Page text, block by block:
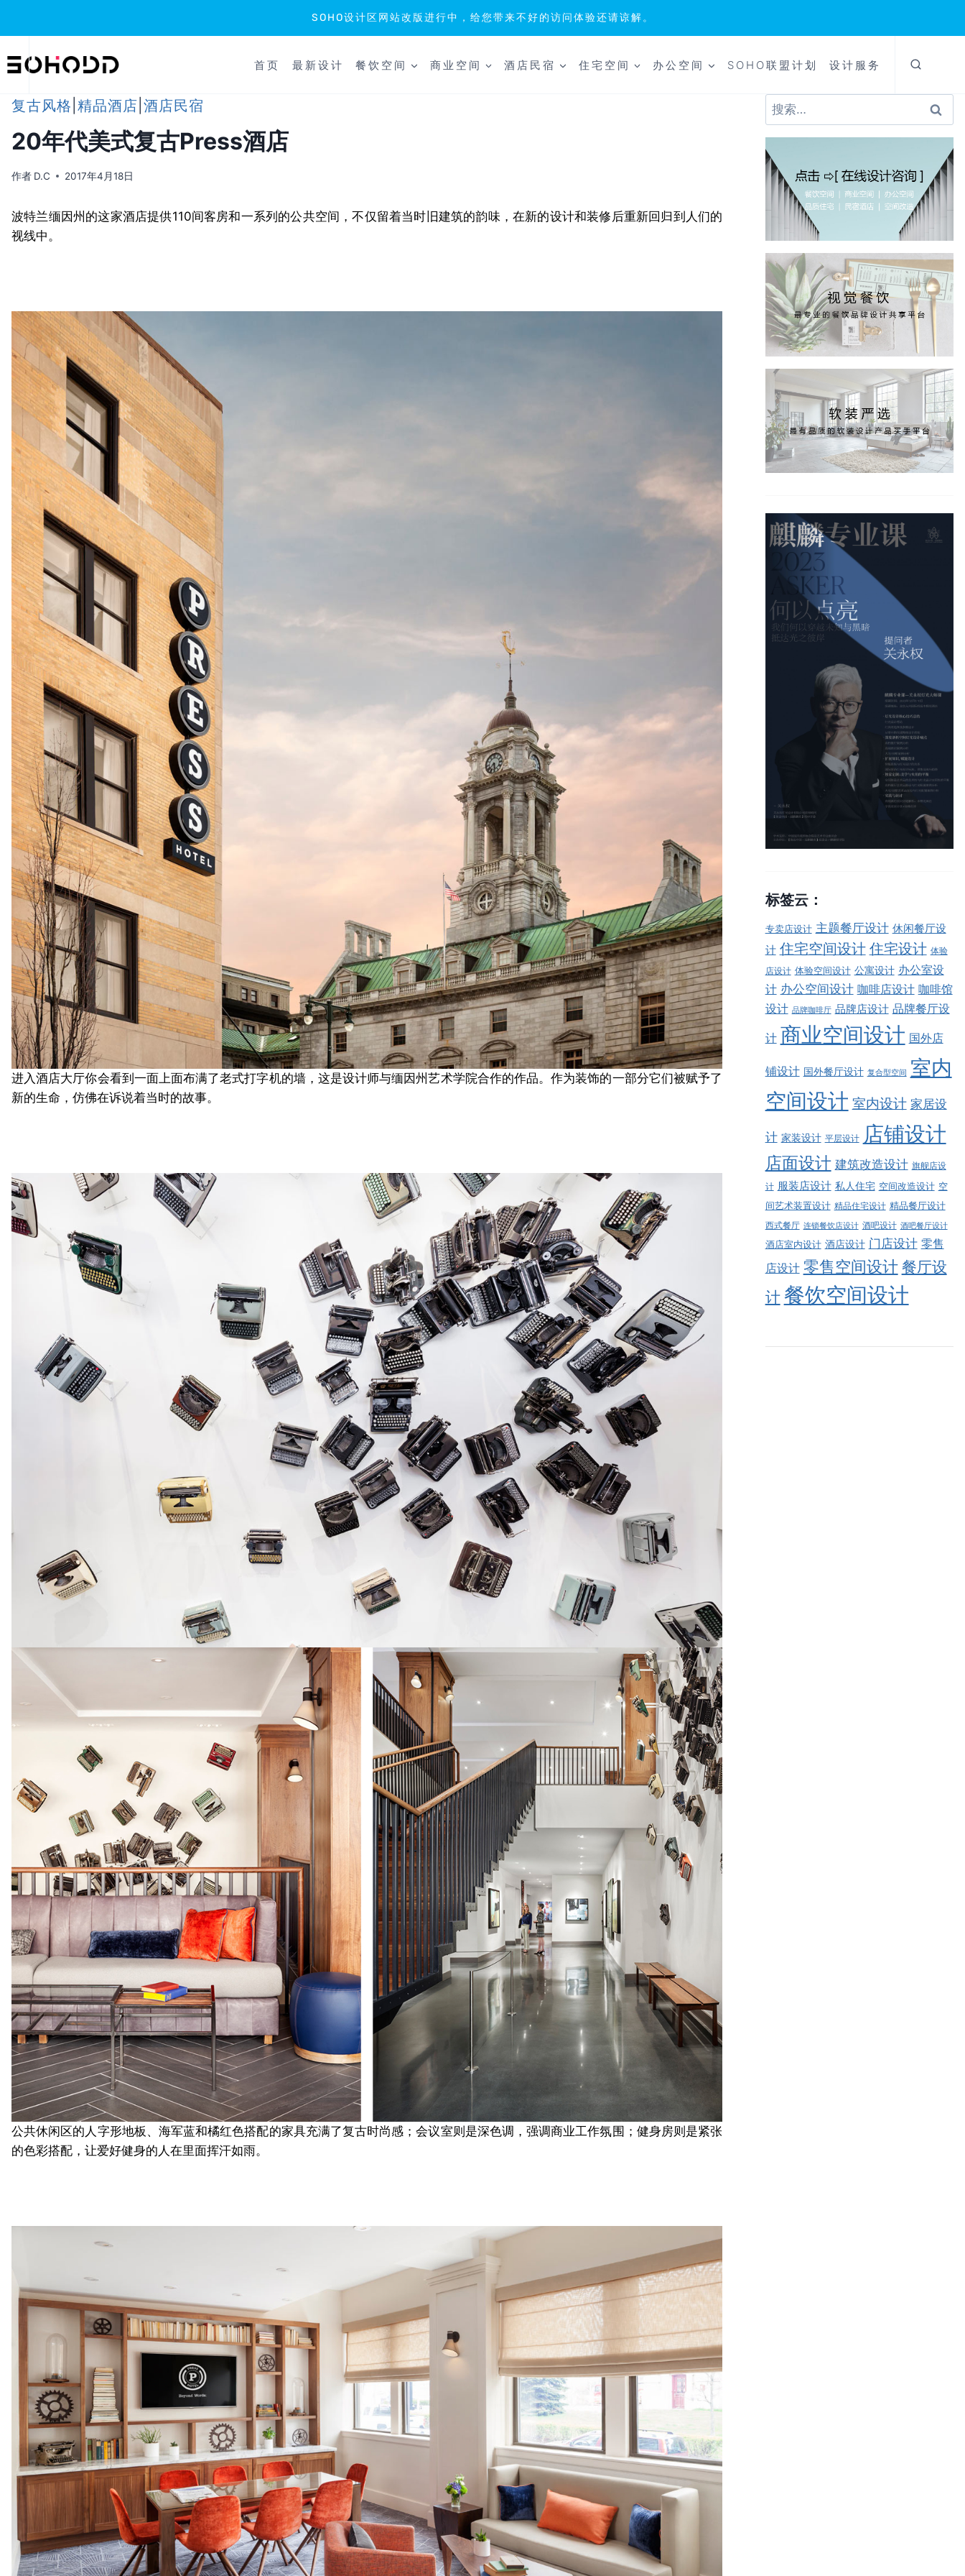
SOHO设计区网站改版进行中，给您带来不好的访问体验还请谅解。
到
首页 最新设计 餐饮空间 商业空间 酒店民宿 住宅空间 办公空间 SOHO联盟计划 设计服务
复古风格 精品酒店 酒店民宿
20年代美式复古Press酒店
作者 D.C 2017年4月18日
波特兰缅因州的这家酒店提供110间客房和一系列的公共空间，不仅留着当时旧建筑的韵味，在新的设计和装修后重新回归到人们的
视线中。
进入酒店大厅你会看到一面上面布满了老式打字机的墙，这是设计师与缅因州艺术学院合作的作品。作为装饰的一部分它们被赋予了
新的生命，仿佛在诉说着当时的故事。
公共休闲区的人字形地板、海军蓝和橘红色搭配的家具充满了复古时尚感；会议室则是深色调，强调商业工作氛围；健身房则是紧张
的色彩搭配，让爱好健身的人在里面挥汗如雨。
搜
索：
标签云：
专卖店设计 主题餐厅设计 休闲餐厅设
计 住宅空间设计 住宅设计 体验
店设计 体验空间设计 公寓设计 办公室设
计 办公空间设计 咖啡店设计 咖啡馆
设计 品牌咖啡厅 品牌店设计 品牌餐厅设
计 商业空间设计 国外店
铺设计 国外餐厅设计 复合型空间
室内
空间设计 室内设计 家居设
计 家装设计 平层设计 店铺设计
店面设计 建筑改造设计 旗舰店设
计 服装店设计 私人住宅 空间改造设计 空
间艺术装置设计 精品住宅设计 精品餐厅设计
西式餐厅 连锁餐饮店设计 酒吧设计 酒吧餐厅设计
酒店室内设计 酒店设计 门店设计 零售
店设计 零售空间设计 餐厅设
计 餐饮空间设计